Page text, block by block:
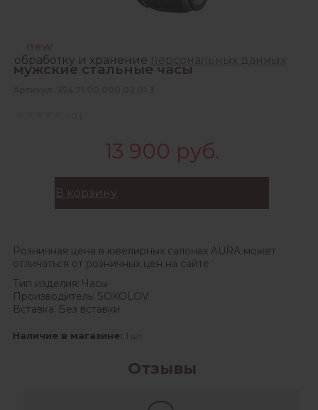
мужские стальные часы
13 900 руб.
В корзину
Розничная цена в ювелирных салонах AURA может
отличаться от розничных цен на сайте
Тип изделия: Часы
Производитель: SOKOLOV
Вставка: Без вставки
Наличие в магазине: 1 шт
Отзывы
Зарегистрироваться
обработку и хранение